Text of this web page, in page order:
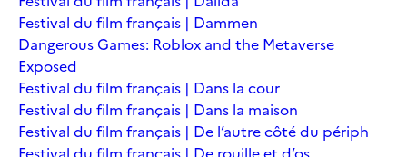
Festival du film français | Dammen
Dangerous Games: Roblox and the Metaverse
Exposed
Festival du film français | Dans la cour
Festival du film français | Dans la maison
Festival du film français | De l’autre côté du périph